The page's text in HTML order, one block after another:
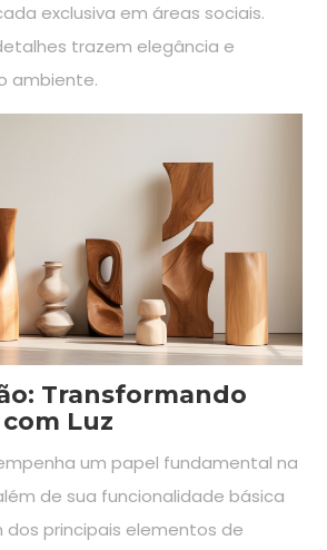
exclusiva em áreas sociais.
trazem elegância e
ambiente.
Transformando
Luz
um papel fundamental na
de sua funcionalidade básica
dos principais elementos de